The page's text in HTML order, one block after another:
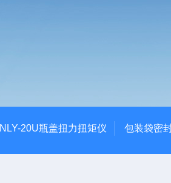
NLY-20U瓶盖扭力扭矩仪 包装袋密